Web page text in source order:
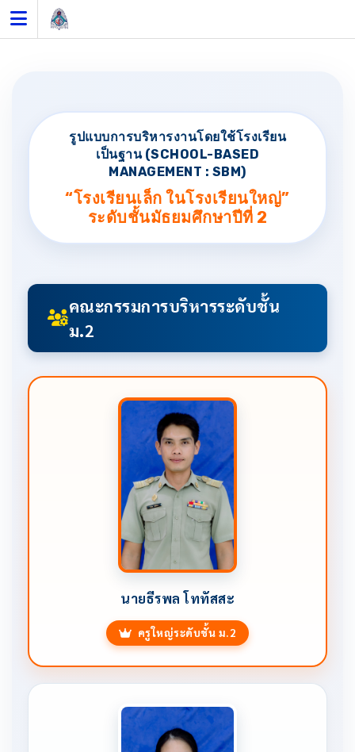
content
รูปแบบการบริหารงานโดยใช้โรงเรียน
เป็นฐาน (SCHOOL-BASED
MANAGEMENT : SBM)
“โรงเรียนเล็ก ในโรงเรียนใหญ่”
ระดับชั้นมัธยมศึกษาปีที่ 2
คณะกรรมการบริหารระดับชั้น
ม.2
นายธีรพล โททัสสะ
ครูใหญ่ระดับชั้น ม.2